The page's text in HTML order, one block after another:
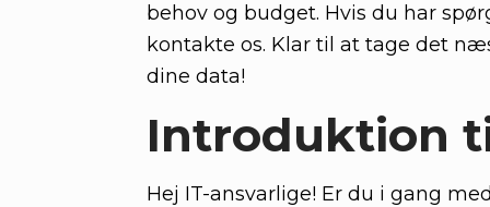
behov og budget. Hvis du har
kontakte os. Klar til at tage det
dine data!
Introduktion
Hej IT-ansvarlige! Er du i gang